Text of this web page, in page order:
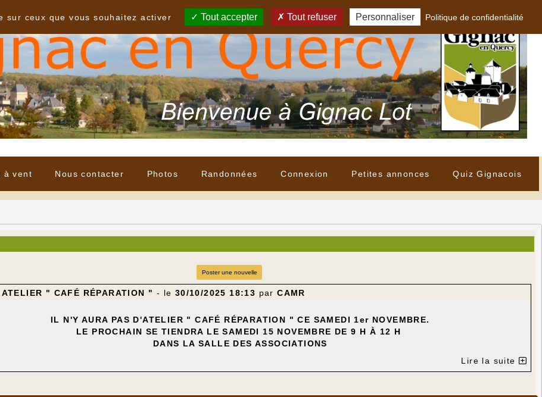
à vent Nous contacter Photos Randonnées Connexion Petites annonces Quiz Gignacois
Poster une nouvelle
" CAFÉ RÉPARATION " - le 30/10/2025 18:13 parCAMR
IL N'Y AURA PAS D'ATELIER " CAFÉ RÉPARATION " CE SAMEDI 1er NOVEMBRE.
LE PROCHAIN SE TIENDRA LE SAMEDI 15 NOVEMBRE DE 9 H À 12 H
DANS LA SALLE DES ASSOCIATIONS
Lire la suite
sur ceux que vous souhaitez activer
Tout accepter Tout refuser Personnaliser Politique de confidentialité